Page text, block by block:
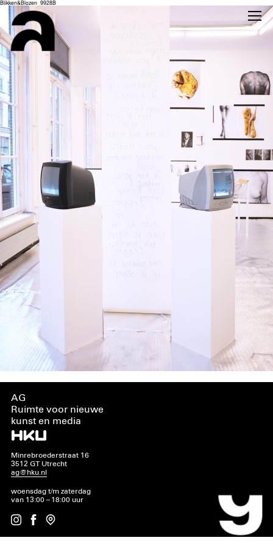
Blikken&Blozen_9928B
AG
Ruimte voor nieuwe
kunst en media
Minrebroederstraat 16
3512 GT Utrecht
ag@hku.nl
woensdag t/m zaterdag
van 13:00 – 18:00 uur